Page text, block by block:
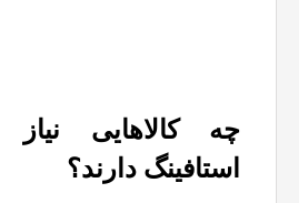
چه کالاهایی
استافینگ دارند؟